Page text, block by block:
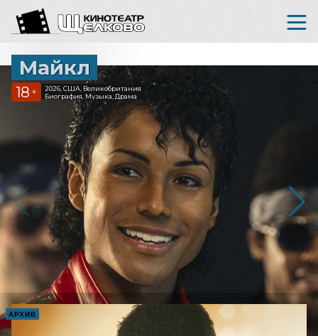
Майкл
18 +
2026, США, Великобритания
Биография, Музыка, Драма
АРХИВ